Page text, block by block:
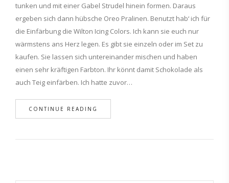
tunken und mit einer Gabel Strudel hinein formen. Daraus
ergeben sich dann hübsche Oreo Pralinen. Benutzt hab‘ ich für
die Einfärbung die Wilton Icing Colors. Ich kann sie euch nur
wärmstens ans Herz legen. Es gibt sie einzeln oder im Set zu
kaufen. Sie lassen sich untereinander mischen und haben
einen sehr kräftigen Farbton. Ihr könnt damit Schokolade als
auch Teig einfärben. Ich hatte zuvor…
CONTINUE READING